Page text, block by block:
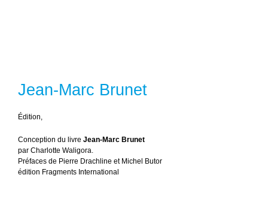
Jean-Marc Brunet
Édition,
Conception du livre Jean-Marc Brunet
par Charlotte Waligora.
Préfaces de Pierre Drachline et Michel Butor
édition Fragments International